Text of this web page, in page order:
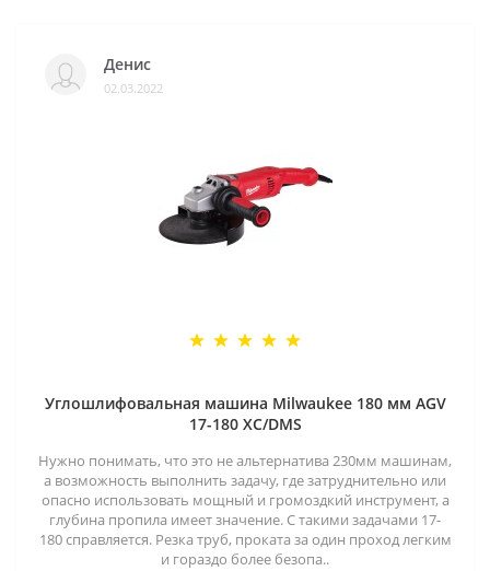
Денис
02.03.2022
Углошлифовальная машина Milwaukee 180 мм AGV
17-180 XC/DMS
Нужно понимать, что это не альтернатива 230мм машинам,
а возможность выполнить задачу, где затруднительно или
опасно использовать мощный и громоздкий инструмент, а
глубина пропила имеет значение. С такими задачами 17-
180 справляется. Резка труб, проката за один проход легким
и гораздо более безопа..